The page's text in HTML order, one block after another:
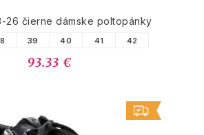
26 čierne dámske poltopánky
39 40 41 42
93.33 €